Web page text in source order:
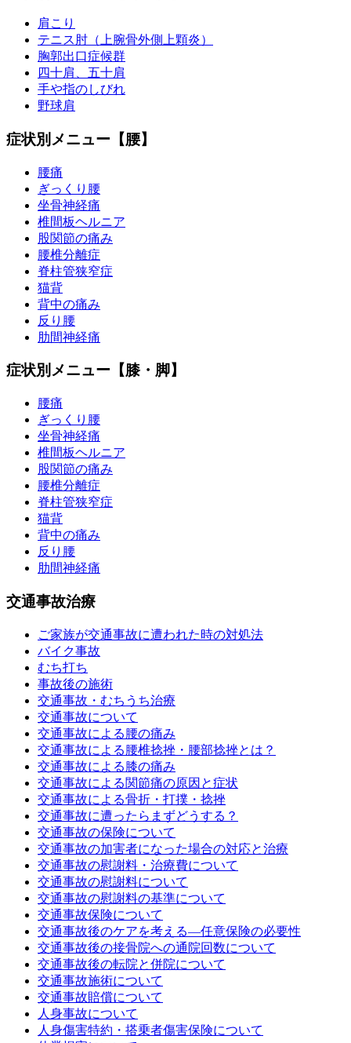
肩こり
テニス肘（上腕骨外側上顆炎）
胸郭出口症候群
四十肩、五十肩
手や指のしびれ
野球肩
症状別メニュー【腰】
腰痛
ぎっくり腰
坐骨神経痛
椎間板ヘルニア
股関節の痛み
腰椎分離症
脊柱管狭窄症
猫背
背中の痛み
反り腰
肋間神経痛
症状別メニュー【膝・脚】
腰痛
ぎっくり腰
坐骨神経痛
椎間板ヘルニア
股関節の痛み
腰椎分離症
脊柱管狭窄症
猫背
背中の痛み
反り腰
肋間神経痛
交通事故治療
ご家族が交通事故に遭われた時の対処法
バイク事故
むち打ち
事故後の施術
交通事故・むちうち治療
交通事故について
交通事故による腰の痛み
交通事故による腰椎捻挫・腰部捻挫とは？
交通事故による膝の痛み
交通事故による関節痛の原因と症状
交通事故による骨折・打撲・捻挫
交通事故に遭ったらまずどうする？
交通事故の保険について
交通事故の加害者になった場合の対応と治療
交通事故の慰謝料・治療費について
交通事故の慰謝料について
交通事故の慰謝料の基準について
交通事故保険について
交通事故後のケアを考える—任意保険の必要性
交通事故後の接骨院への通院回数について
交通事故後の転院と併院について
交通事故施術について
交通事故賠償について
人身事故について
人身傷害特約・搭乗者傷害保険について